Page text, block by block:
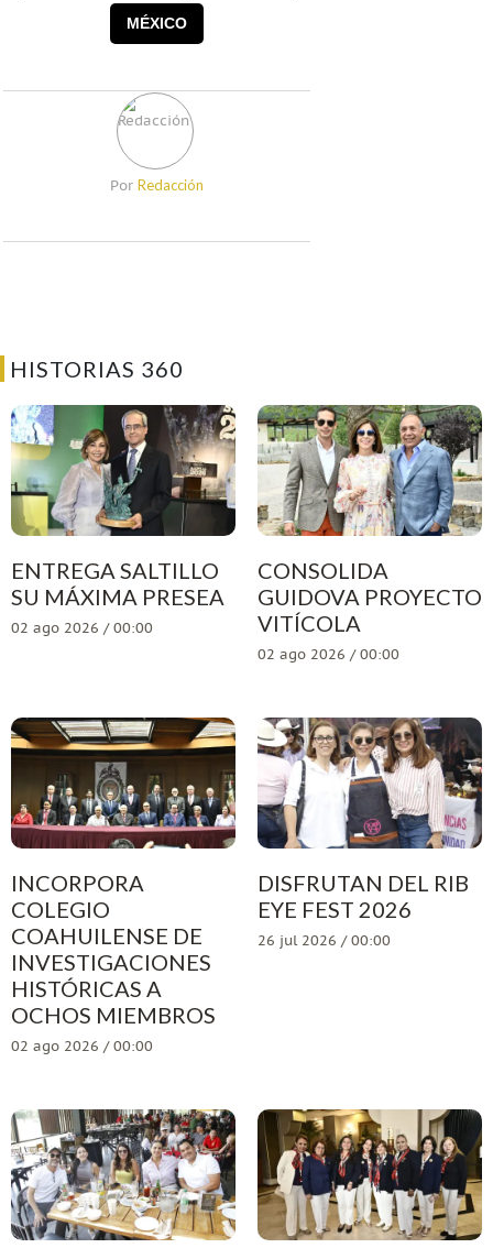
MÉXICO
Por Redacción
HISTORIAS 360
ENTREGA SALTILLO
SU MÁXIMA PRESEA
02 ago 2026 / 00:00
CONSOLIDA
GUIDOVA PROYECTO
VITÍCOLA
02 ago 2026 / 00:00
INCORPORA
COLEGIO
COAHUILENSE DE
INVESTIGACIONES
HISTÓRICAS A
OCHOS MIEMBROS
02 ago 2026 / 00:00
DISFRUTAN DEL RIB
EYE FEST 2026
26 jul 2026 / 00:00